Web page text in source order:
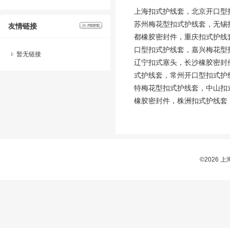
友情链接
暂无链接
上海扣式护线套，北京开口
苏州梅花型扣式护线套，无
都橡胶密封件，重庆扣式护
口型扣式护线套，嘉兴梅花
辽宁扣式塞头，长沙橡胶密
式护线套，常州开口型扣式
特梅花型扣式护线套，中山
橡胶密封件，株洲扣式护线
©2026 上